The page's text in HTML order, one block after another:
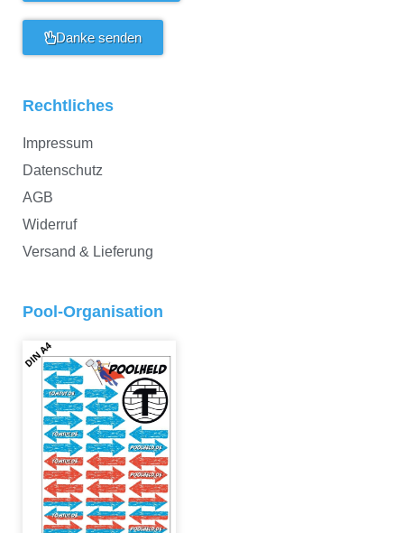
Danke senden
Rechtliches
Impressum
Datenschutz
AGB
Widerruf
Versand & Lieferung
Pool-Organisation